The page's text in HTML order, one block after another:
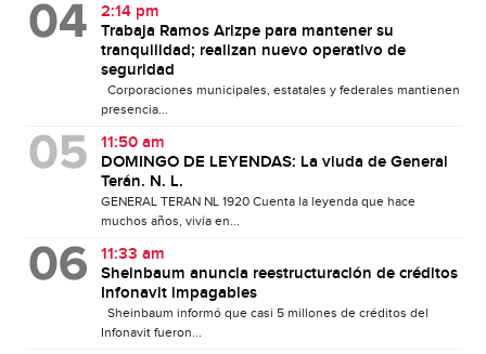
2:14 pm
Trabaja Ramos Arizpe para mantener su
tranquilidad; realizan nuevo operativo de
seguridad
Corporaciones municipales, estatales y federales mantienen
presencia...
11:50 am
DOMINGO DE LEYENDAS: La viuda de General
Terán. N. L.
GENERAL TERAN NL 1920 Cuenta la leyenda que hace
muchos años, vivía en...
11:33 am
Sheinbaum anuncia reestructuración de créditos
Infonavit impagables
Sheinbaum informó que casi 5 millones de créditos del
Infonavit fueron...